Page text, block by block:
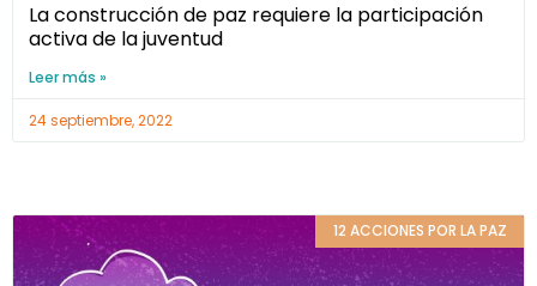
La construcción de paz requiere la participación
activa de la juventud
Leer más »
24 septiembre, 2022
12 ACCIONES POR LA PAZ